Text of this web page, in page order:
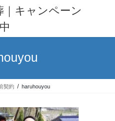
｜キャンペーン
中
契約 haruhouyou